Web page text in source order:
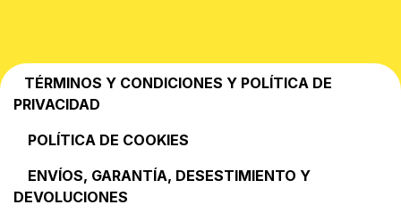
TÉRMINOS Y CONDICIONES Y POLÍTICA DE
PRIVACIDAD
POLÍTICA DE COOKIES
EN​VÍOS, GARANTÍA, DESESTIMIENTO Y
DEVOLUCIONES